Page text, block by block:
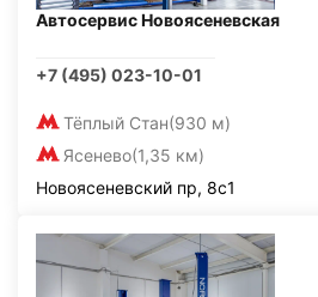
Автосервис Новоясеневская
+7 (495) 023-10-01
Тёплый Стан(930 м)
Ясенево(1,35 км)
Новоясеневский пр, 8с1